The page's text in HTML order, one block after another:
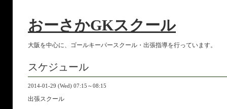
おーさかGKスクール
大阪を中心に、ゴールキーパースクール・出張指導を行っています。
スケジュール
2014-01-29 (Wed) 07:15～08:15
出張スクール